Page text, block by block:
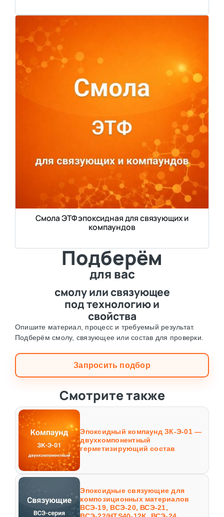
Смола ЭТФ эпоксидная для связующих и
компаундов
Подберём
для вас
смолу или связующее
под технологию и
свойства
Опишите материал, процесс и требуемый результат.
Подберём смолу, связующее или состав для проверки.
Запросить подбор
Смотрите также
Эпоксидный компаунд ЗК-Э-01 —
двухкомпонентный
герметизирующий состав
Эпоксидные связующие для
композиционных материалов
ВСЭ-19, ВСЭ-20, ВСЭ-21,